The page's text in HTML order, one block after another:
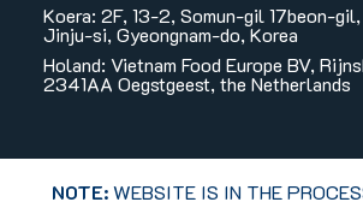
Koera: 2F, 13-2, Somun-gil 17beon-
Jinju-si, Gyeongnam-do, Korea
Holand: Vietnam Food Europe BV,
2341AA Oegstgeest, the Netherlands
NOTE:WEBSITE IS IN THE